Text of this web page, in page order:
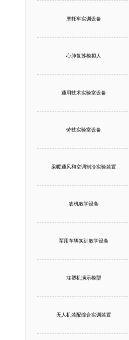
摩托车实训设备
心肺复苏模拟人
通用技术实验室设备
劳技实验室设备
采暖通风和空调制冷实验装置
农机教学设备
军用车辆实训教学设备
注塑机演示模型
无人机装配综合实训装置